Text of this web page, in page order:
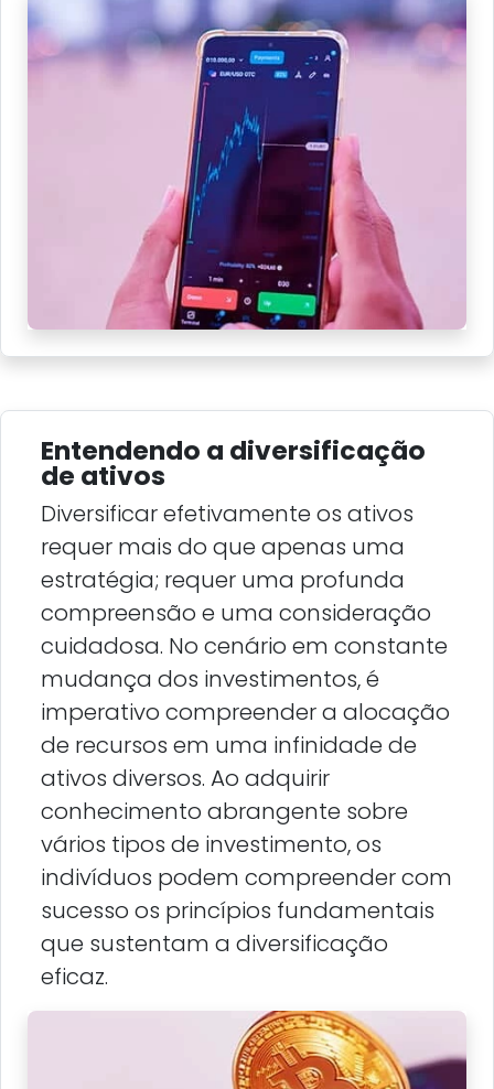
Entendendo a diversificação
de ativos
Diversificar efetivamente os ativos
requer mais do que apenas uma
estratégia; requer uma profunda
compreensão e uma consideração
cuidadosa. No cenário em constante
mudança dos investimentos, é
imperativo compreender a alocação
de recursos em uma infinidade de
ativos diversos. Ao adquirir
conhecimento abrangente sobre
vários tipos de investimento, os
indivíduos podem compreender com
sucesso os princípios fundamentais
que sustentam a diversificação
eficaz.